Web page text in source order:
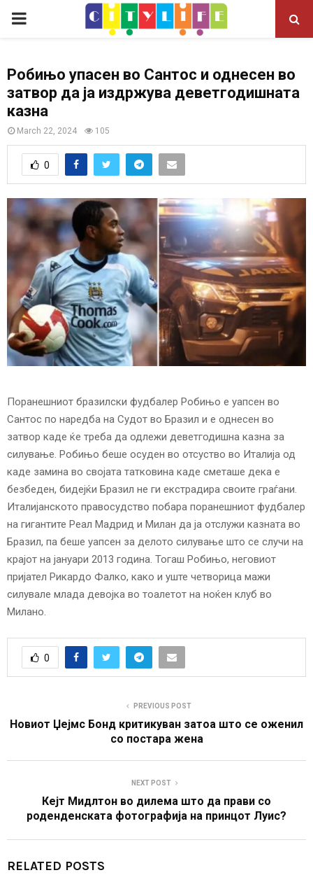
P
I
M
A
R
Y
M
E
N
U
Робињо упасен во Сантос и однесен во
затвор да ја издржува деветгодишната
казна
March 22, 2024 105
0
Поранешниот бразилски фудбалер Робињо е уапсен во
Сантос по наредба на Судот во Бразил и е однесен во
затвор каде ќе треба да одлежи деветгодишна казна за
силување. Робињо беше осуден во отсуство во Италија од
каде замина во својата татковина каде сметаше дека е
безбеден, бидејќи Бразил не ги екстрадира своите граѓани.
Италијанското правосудство побара поранешниот фудбалер
на гигантите Реал Мадрид и Милан да ја отслужи казната во
Бразил, па беше уапсен за делото силување што се случи на
крајот на јануари 2013 година. Тогаш Робињо, неговиот
пријател Рикардо Фалко, како и уште четворица мажи
силувале млада девојка во тоалетот на ноќен клуб во
Милано.
0
PREVIOUS POST
Новиот Џејмс Бонд критикуван затоа што се оженил
со постара жена
NEXT POST
Кејт Мидлтон во дилема што да прави со
роденденската фотографија на принцот Луис?
RELATED POSTS